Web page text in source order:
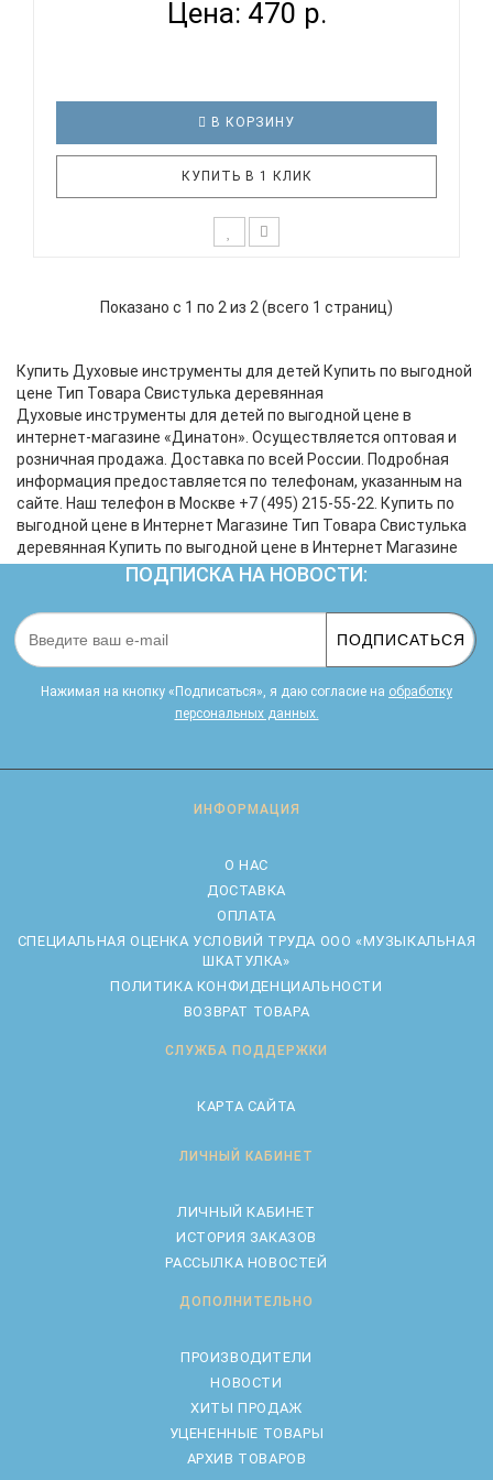
Цена: 470 р.
В КОРЗИНУ
КУПИТЬ В 1 КЛИК
инструмент, который и звучит весело, и развивает
материал: липа изготовлена токарным способом
цвет: натураль..
Показано с 1 по 2 из 2 (всего 1 страниц)
Купить Духовые инструменты для детей Купить по выгодной
цене Тип Товара Свистулька деревянная
Духовые инструменты для детей по выгодной цене в
интернет-магазине «Динатон». Осуществляется оптовая и
розничная продажа. Доставка по всей России. Подробная
информация предоставляется по телефонам, указанным на
сайте. Наш телефон в Москве +7 (495) 215-55-22. Купить по
выгодной цене в Интернет Магазине Тип Товара Свистулька
деревянная Купить по выгодной цене в Интернет Магазине
ПОДПИСКА НА НОВОСТИ:
ПОДПИСАТЬСЯ
Нажимая на кнопку «Подписаться», я даю cогласие на обработку
персональных данных.
ИНФОРМАЦИЯ
О НАС
ДОСТАВКА
ОПЛАТА
CПЕЦИАЛЬНАЯ ОЦЕНКА УСЛОВИЙ ТРУДА ООО «МУЗЫКАЛЬНАЯ
ШКАТУЛКА»
ПОЛИТИКА КОНФИДЕНЦИАЛЬНОСТИ
ВОЗВРАТ ТОВАРА
СЛУЖБА ПОДДЕРЖКИ
КАРТА САЙТА
ЛИЧНЫЙ КАБИНЕТ
ЛИЧНЫЙ КАБИНЕТ
ИСТОРИЯ ЗАКАЗОВ
РАССЫЛКА НОВОСТЕЙ
ДОПОЛНИТЕЛЬНО
ПРОИЗВОДИТЕЛИ
НОВОСТИ
ХИТЫ ПРОДАЖ
УЦЕНЕННЫЕ ТОВАРЫ
АРХИВ ТОВАРОВ